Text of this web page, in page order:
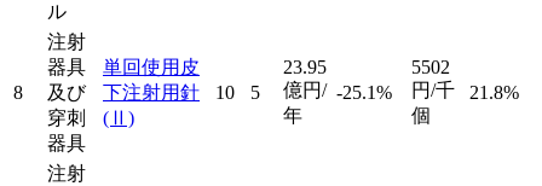
ル
8
注射
器具
及び
穿刺
器具
単回使用皮
下注射用針
(Ⅱ)
10 5
23.95
億円/
年
-25.1%
5502
円/千
個
21.8%
注射